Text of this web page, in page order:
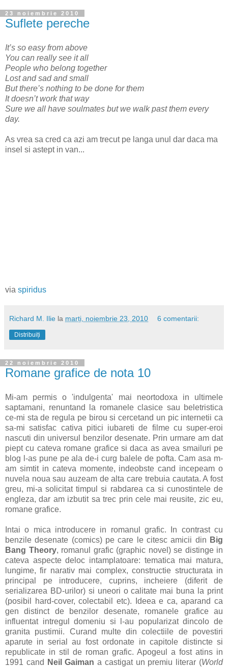
23 noiembrie 2010
Suflete pereche
It’s so easy from above
You can really see it all
People who belong together
Lost and sad and small
But there’s nothing to be done for them
It doesn’t work that way
Sure we all have soulmates but we walk past them every
day.
As vrea sa cred ca azi am trecut pe langa unul dar daca ma
insel si astept in van...
via spiridus
Richard M. Ilie la marți, noiembrie 23, 2010 6 comentarii:
Distribuiți
22 noiembrie 2010
Romane grafice de nota 10
Mi-am permis o 'indulgenta' mai neortodoxa in ultimele
saptamani, renuntand la romanele clasice sau beletristica
ce-mi sta de regula pe birou si cercetand un pic internetii ca
sa-mi satisfac cativa pitici iubareti de filme cu super-eroi
nascuti din universul benzilor desenate. Prin urmare am dat
piept cu cateva romane grafice si daca as avea smailuri pe
blog l-as pune pe ala de-i curg balele de pofta. Cam asa m-
am simtit in cateva momente, indeobste cand incepeam o
nuvela noua sau auzeam de alta care trebuia cautata. A fost
greu, mi-a solicitat timpul si rabdarea ca si cunostintele de
engleza, dar am izbutit sa trec prin cele mai reusite, zic eu,
romane grafice.
Intai o mica introducere in romanul grafic. In contrast cu
benzile desenate (comics) pe care le citesc amicii din Big
Bang Theory, romanul grafic (graphic novel) se distinge in
cateva aspecte deloc intamplatoare: tematica mai matura,
lungime, fir narativ mai complex, constructie structurata in
principal pe introducere, cuprins, incheiere (diferit de
serializarea BD-urilor) si uneori o calitate mai buna la print
(posibil hard-cover, colectabil etc). Ideea e ca, aparand ca
gen distinct de benzilor desenate, romanele grafice au
influentat intregul domeniu si l-au popularizat dincolo de
granita pustimii. Curand multe din colectiile de povestiri
aparute in serial au fost ordonate in capitole distincte si
republicate in stil de roman grafic. Apogeul a fost atins in
1991 cand
Neil Gaiman a castigat un premiu literar (World